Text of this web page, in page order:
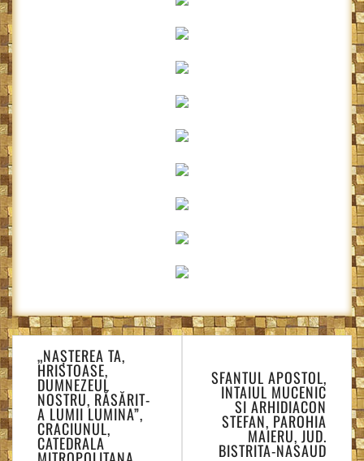
Navigare
în
articole
„NAȘTEREA TA,
HRISTOASE,
DUMNEZEUL
NOSTRU, RĂSĂRIT-
A LUMII LUMINA”,
CRACIUNUL,
CATEDRALA
SFANTUL APOSTOL,
INTAIUL MUCENIC
SI ARHIDIACON
STEFAN, PAROHIA
MAIERU, JUD.
BISTRITA-NASAUD